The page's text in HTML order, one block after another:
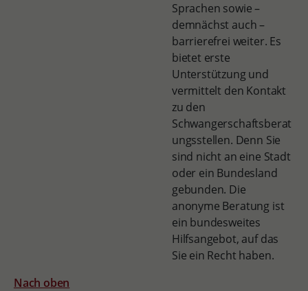
Sprachen sowie –
demnächst auch –
barrierefrei weiter. Es
bietet erste
Unterstützung und
vermittelt den Kontakt
zu den
Schwangerschaftsberat
ungsstellen. Denn Sie
sind nicht an eine Stadt
oder ein Bundesland
gebunden. Die
anonyme Beratung ist
ein bundesweites
Hilfsangebot, auf das
Sie ein Recht haben.
Nach oben